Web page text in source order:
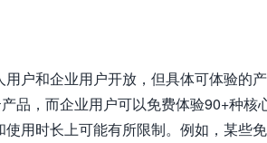
户和企业用户开放，但具体可体验的
品，而企业用户可以免费体验90+种核
用时长上可能有所限制。例如，某些